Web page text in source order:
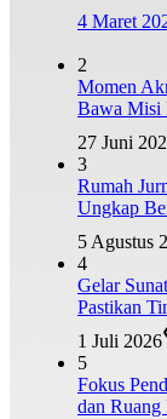
4 Maret
2
Momen
Bawa Misi
27 Juni
3
Rumah
Ungkap
5 Agustus
4
Gelar
Pastikan
1 Juli 2026
5
Fokus
dan